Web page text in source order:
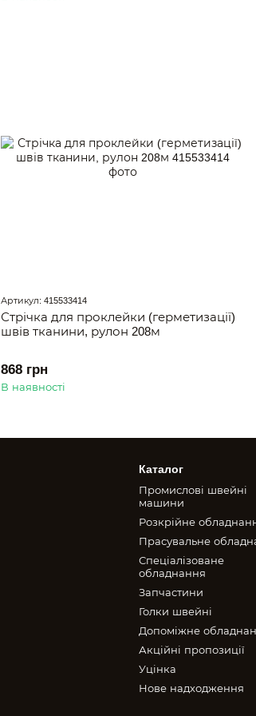
Артикул: 415533414
Стрічка для проклейки (герметизації)
швів тканини, рулон 208м
868 грн
В наявності
Каталог
Промислові швейні
машини
Розкрійне
Прасувальне
Спеціалізоване
обладнання
Запчастини
Голки швейні
Допоміжне
Акційні пропозиції
Уцінка
Нове надходження